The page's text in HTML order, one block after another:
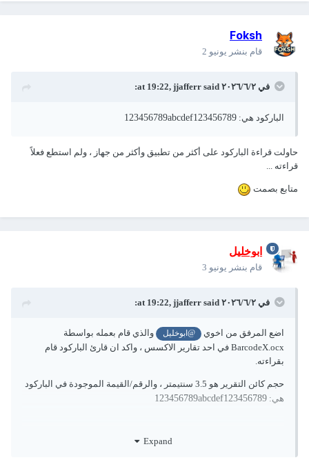
Foksh
قام بنشر يونيو 2
في ٢‏/٦‏/٢٠٢٦ at 19:22, jjafferrsaid:
الباركود هي: 123456789abcdef123456789
حاولت قراءة الباركود على أكثر من تطبيق وأكثر من جهاز ، ولم استطع فعلاً
قراءته ...
متابع بصمت
ابوخليل
قام بنشر يونيو 3
في ٢‏/٦‏/٢٠٢٦ at 19:22, jjafferrsaid:
اضع المرفق من اخوي @ابوخليل
والذي قام بعمله بواسطة
BarcodeX.ocx في احد تقارير الاكسس ، واكد ان قارئ الباركود قام
بقراءته.
حجم كائن التقرير هو 3.5 سنتيمتر ، والرقم/القيمة الموجودة في الباركود
هي: 123456789abcdef123456789
Expand